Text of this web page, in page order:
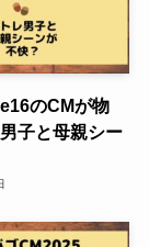
のCMが物
子と母親シー